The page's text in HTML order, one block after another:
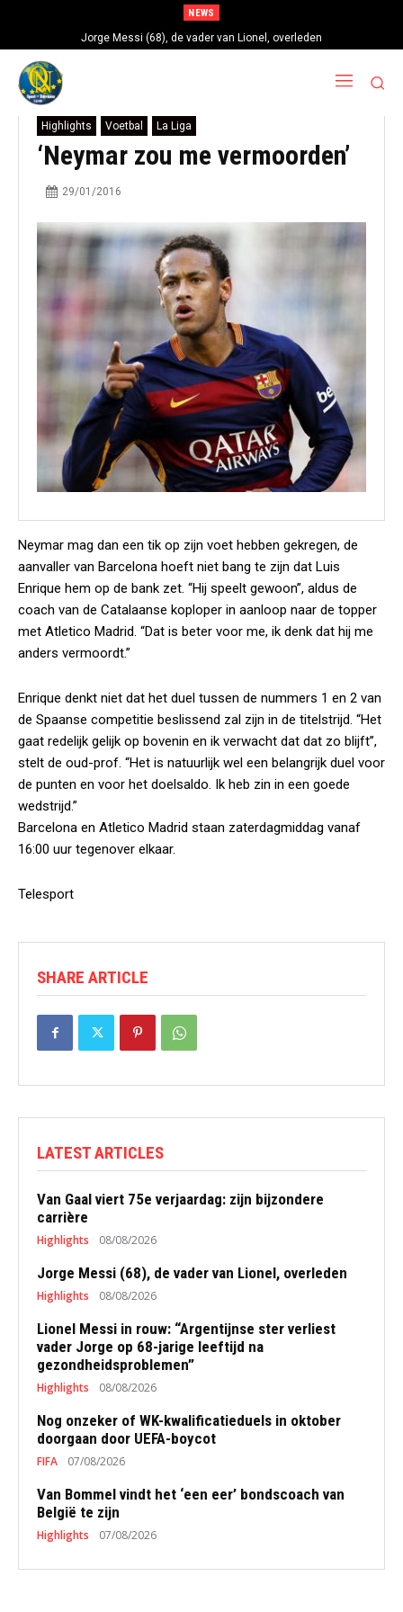
NEWS
Jorge Messi (68), de vader van Lionel, overleden
Highlights Voetbal La Liga
‘Neymar zou me vermoorden’
29/01/2016
Neymar mag dan een tik op zijn voet hebben gekregen, de
aanvaller van Barcelona hoeft niet bang te zijn dat Luis
Enrique hem op de bank zet. “Hij speelt gewoon”, aldus de
coach van de Catalaanse koploper in aanloop naar de topper
met Atletico Madrid. “Dat is beter voor me, ik denk dat hij me
anders vermoordt.”
Enrique denkt niet dat het duel tussen de nummers 1 en 2 van
de Spaanse competitie beslissend zal zijn in de titelstrijd. “Het
gaat redelijk gelijk op bovenin en ik verwacht dat dat zo blijft”,
stelt de oud-prof. “Het is natuurlijk wel een belangrijk duel voor
de punten en voor het doelsaldo. Ik heb zin in een goede
wedstrijd.”
Barcelona en Atletico Madrid staan zaterdagmiddag vanaf
16:00 uur tegenover elkaar.
Telesport
SHARE ARTICLE
LATEST ARTICLES
Van Gaal viert 75e verjaardag: zijn bijzondere
carrière
Highlights 08/08/2026
Jorge Messi (68), de vader van Lionel, overleden
Highlights 08/08/2026
Lionel Messi in rouw: “Argentijnse ster verliest
vader Jorge op 68-jarige leeftijd na
gezondheidsproblemen”
Highlights 08/08/2026
Nog onzeker of WK-kwalificatieduels in oktober
doorgaan door UEFA-boycot
FIFA 07/08/2026
Van Bommel vindt het ‘een eer’ bondscoach van
België te zijn
Highlights 07/08/2026